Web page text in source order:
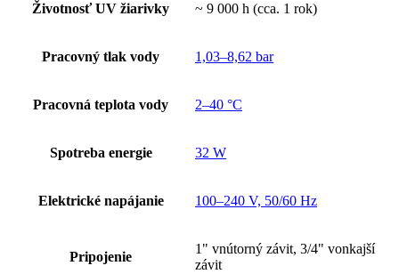
Životnosť UV žiarivky ~ 9 000 h (cca. 1 rok)
Pracovný tlak vody 1,03–8,62 bar
Pracovná teplota vody 2–40 °C
Spotreba energie 32 W
Elektrické napájanie 100–240 V, 50/60 Hz
Pripojenie
1" vnútorný závit, 3/4" vonkajší
závit